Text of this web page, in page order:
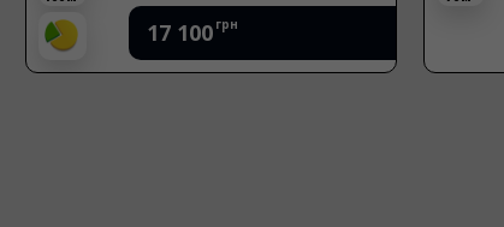
17 100 грн